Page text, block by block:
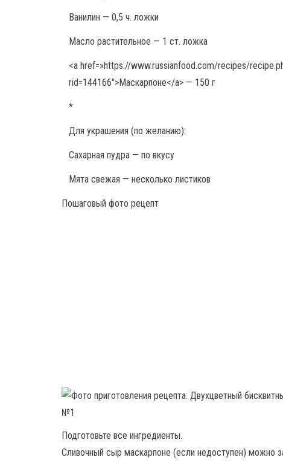
Ванилин — 0,5 ч. ложки
Масло растительное — 1 ст. ложка
<a href=»https://www.russianfood.com/recipes/
rid=144166″>Маскарпоне</a> — 150 г
*
Для украшения (по желанию):
Сахарная пудра — по вкусу
Мята свежая — несколько листиков
Пошаговый фото рецепт
Подготовьте все ингредиенты.
Сливочный сыр маскарпоне (если недоступен) можно